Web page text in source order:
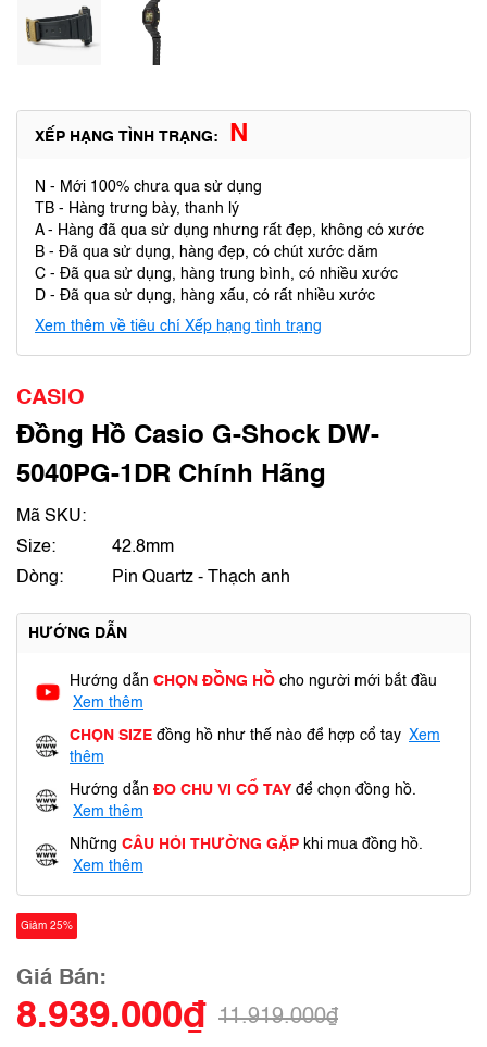
XẾP HẠNG TÌNH TRẠNG: N
N - Mới 100% chưa qua sử dụng
TB - Hàng trưng bày, thanh lý
A - Hàng đã qua sử dụng nhưng rất đẹp, không có xước
B - Đã qua sử dụng, hàng đẹp, có chút xước dăm
C - Đã qua sử dụng, hàng trung bình, có nhiều xước
D - Đã qua sử dụng, hàng xấu, có rất nhiều xước
Xem thêm về tiêu chí Xếp hạng tình trạng
CASIO
Đồng Hồ Casio G-Shock DW-
5040PG-1DR Chính Hãng
Mã SKU:
Size:
42.8mm
Dòng:
Pin Quartz - Thạch anh
HƯỚNG DẪN
Hướng dẫn CHỌN ĐỒNG HỒ cho người mới bắt đầu
Xem thêm
CHỌN SIZE đồng hồ như thế nào để hợp cổ tay Xem
thêm
Hướng dẫn ĐO CHU VI CỔ TAY để chọn đồng hồ.
Xem thêm
Những CÂU HỎI THƯỜNG GẶP khi mua đồng hồ.
Xem thêm
Giảm 25%
Giá Bán:
8.939.000₫ 11.919.000₫